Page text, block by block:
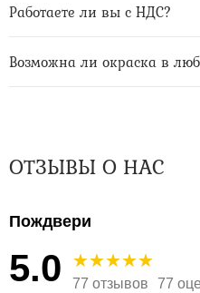
Работаете ли вы с НДС?
Возможна ли окраска в
ОТЗЫВЫ О НАС
Пождвери
5.0 77 отзывов 77